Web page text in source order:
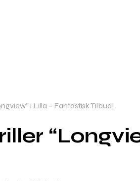
i Lilla – Fantastisk Tilbud!